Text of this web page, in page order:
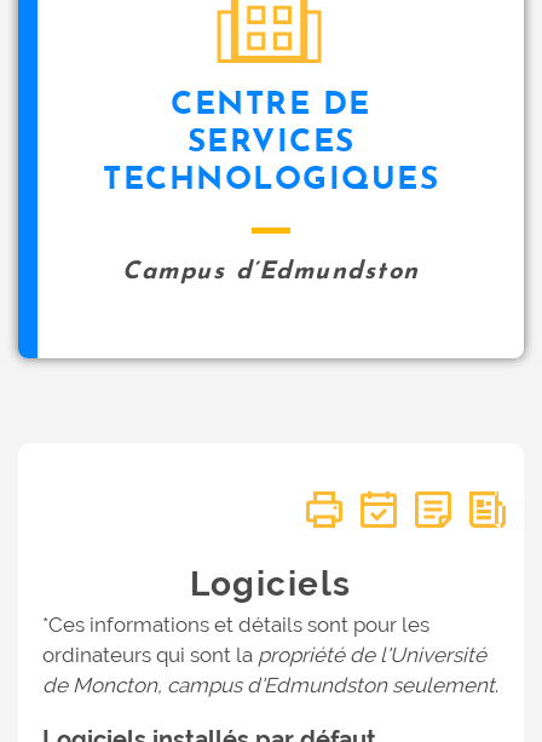
CENTRE DE
SERVICES
TECHNOLOGIQUES
Campus d’Edmundston
Logiciels
*Ces informations et détails sont pour les
ordinateurs qui sont la propriété de l'Université
de Moncton, campus d'Edmundston seulement.